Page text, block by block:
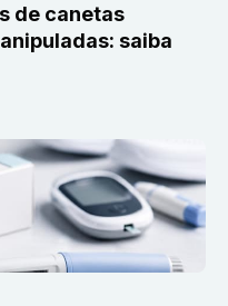
de canetas
saiba